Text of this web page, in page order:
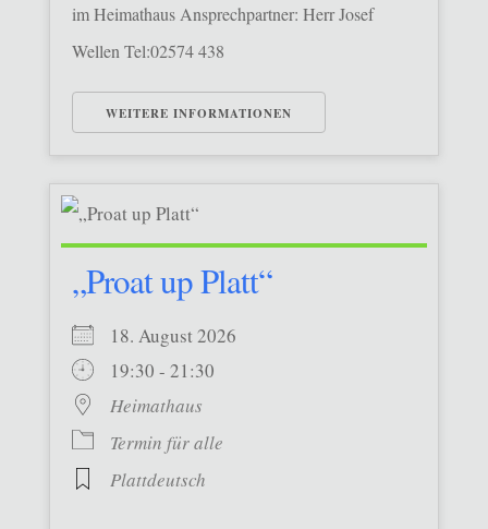
im Heimathaus Ansprechpartner: Herr Josef
Wellen Tel:02574 438
WEITERE INFORMATIONEN
„Proat up Platt“
18. August 2026
19:30 - 21:30
Heimathaus
Termin für alle
Plattdeutsch